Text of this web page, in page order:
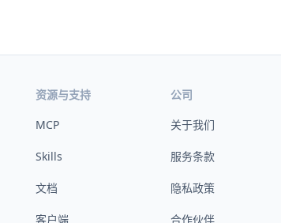
资源与支持
MCP
Skills
文档
客户端
公司
关于我们
服务条款
隐私政策
合作伙伴